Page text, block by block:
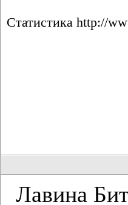
Статистика http://
Лавина